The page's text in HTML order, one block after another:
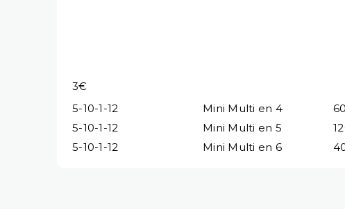
3€
5-10-1-12
Mini Multi en 4
5-10-1-12
Mini Multi en 5
5-10-1-12
Mini Multi en 6